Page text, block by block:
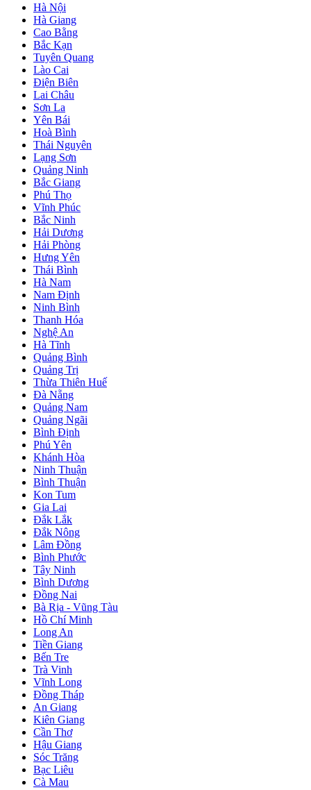
Hà Nội
Hà Giang
Cao Bằng
Bắc Kạn
Tuyên Quang
Lào Cai
Điện Biên
Lai Châu
Sơn La
Yên Bái
Hoà Bình
Thái Nguyên
Lạng Sơn
Quảng Ninh
Bắc Giang
Phú Thọ
Vĩnh Phúc
Bắc Ninh
Hải Dương
Hải Phòng
Hưng Yên
Thái Bình
Hà Nam
Nam Định
Ninh Bình
Thanh Hóa
Nghệ An
Hà Tĩnh
Quảng Bình
Quảng Trị
Thừa Thiên Huế
Đà Nẵng
Quảng Nam
Quảng Ngãi
Bình Định
Phú Yên
Khánh Hòa
Ninh Thuận
Bình Thuận
Kon Tum
Gia Lai
Đắk Lắk
Đắk Nông
Lâm Đồng
Bình Phước
Tây Ninh
Bình Dương
Đồng Nai
Bà Rịa - Vũng Tàu
Hồ Chí Minh
Long An
Tiền Giang
Bến Tre
Trà Vinh
Vĩnh Long
Đồng Tháp
An Giang
Kiên Giang
Cần Thơ
Hậu Giang
Sóc Trăng
Bạc Liêu
Cà Mau